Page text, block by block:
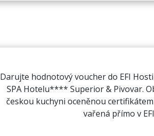
Darujte hodnotový voucher do EFI
SPA Hotelu**** Superior & Pivovar.
českou kuchyni oceněnou
vařená přímo v